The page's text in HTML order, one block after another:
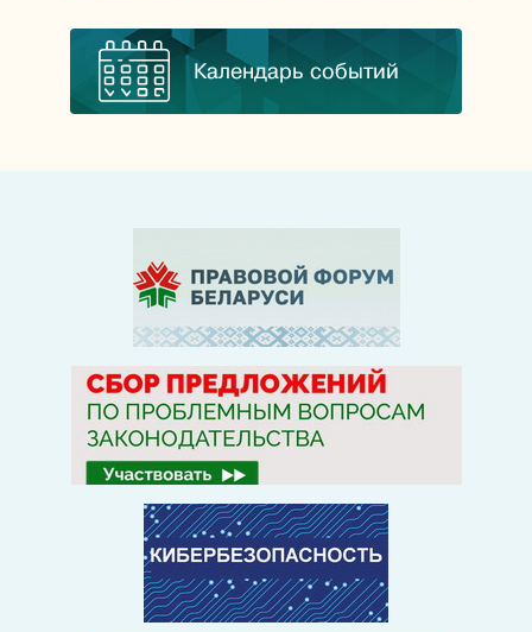
Календарь событий